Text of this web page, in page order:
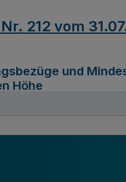
212 vom
und
Höhe